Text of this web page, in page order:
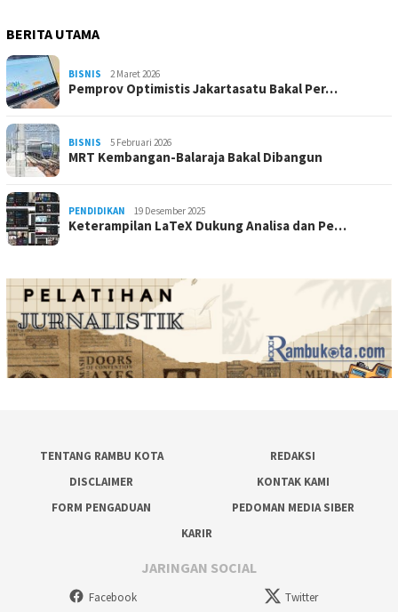
BERITA UTAMA
BISNIS 2 Maret 2026
Pemprov Optimistis Jakartasatu Bakal Per…
BISNIS 5 Februari 2026
MRT Kembangan-Balaraja Bakal Dibangun
PENDIDIKAN 19 Desember 2025
Keterampilan LaTeX Dukung Analisa dan Pe…
TENTANG RAMBU KOTA
REDAKSI
DISCLAIMER
KONTAK KAMI
FORM PENGADUAN
PEDOMAN MEDIA SIBER
KARIR
JARINGAN SOCIAL
Facebook Twitter